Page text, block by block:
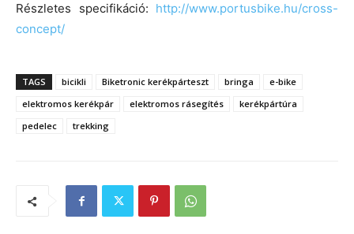
Részletes specifikáció: http://www.portusbike.hu/cross-
concept/
TAGS bicikli Biketronic kerékpárteszt bringa
e-bike
elektromos kerékpár
elektromos rásegítés
kerékpártúra
pedelec
trekking